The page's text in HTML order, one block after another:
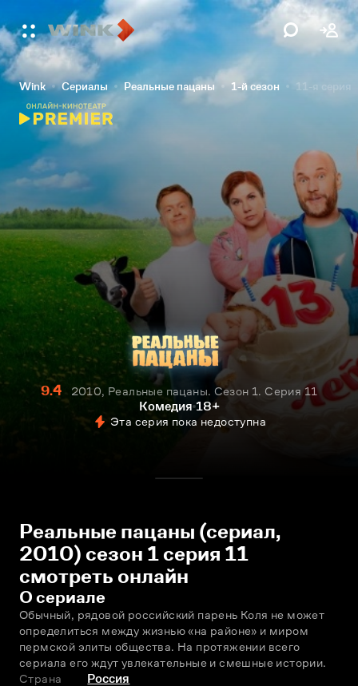
Wink Сериалы Реальные пацаны 1-й сезон 11-я серия
9.4
2010, Реальные пацаны. Сезон 1. Серия 11
Комедия 18+
Эта серия пока недоступна
Реальные пацаны (сериал,
2010) сезон 1 серия 11
смотреть онлайн
О сериале
Обычный, рядовой российский парень Коля не может
определиться между жизнью «на районе» и миром
пермской элиты общества. На протяжении всего
сериала его ждут увлекательные и смешные истории.
Страна
Россия